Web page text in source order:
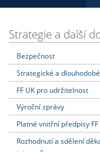
Dozvědět se více
Podat přihlášku
Dozvědět se více
Dozvědět se více
Dozvědět se více
Strategie a další
Bezpečnost
Strategické a
FF UK pro udržitelnost
Výroční zprávy
Platné vnitřní předpisy FF
Rozhodnutí a sdělení